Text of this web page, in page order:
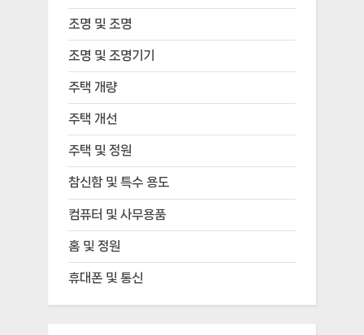
조명 및 조명
조명 및 조명기기
주택 개량
주택 개선
주택 및 정원
참신함 및 특수 용도
컴퓨터 및 사무용품
홈 및 정원
휴대폰 및 통신